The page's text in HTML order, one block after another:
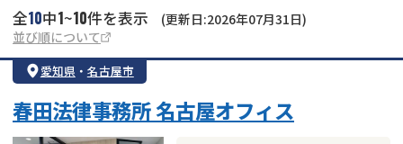
全10中1~10件を表示
(更新日:2026年07月31日)
並び順について
愛知県 ・ 名古屋市
春田法律事務所 名古屋オフィス